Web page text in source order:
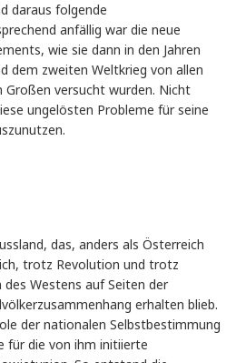
daraus folgende
anfällig war die neue
wie sie dann in den Jahren
dem zweiten Weltkrieg von allen
Großen versucht wurden. Nicht
ungelösten Probleme für seine
das, anders als Österreich
trotz Revolution und trotz
Westens auf Seiten der
erhalten blieb.
der nationalen Selbstbestimmung
für die von ihm initiierte